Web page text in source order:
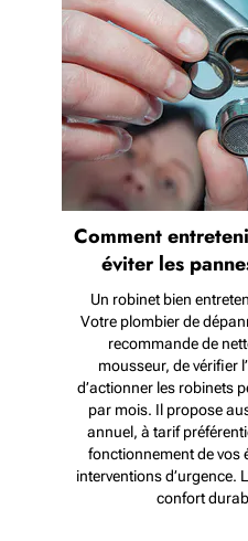
Comment
éviter les
Un robinet bien
Votre plombier de
recommande de
mousseur, de vérifier
d’actionner les robinets
par mois. Il propose
annuel, à tarif
fonctionnement de vos
interventions d’urgence.
confort